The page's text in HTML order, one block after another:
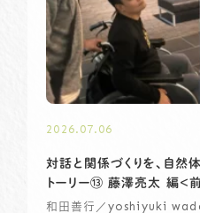
対話と関係づくりを、自
トーリー⑬ 藤澤亮太 編＜
和田善行 ／yoshiyuki
2026.07.06